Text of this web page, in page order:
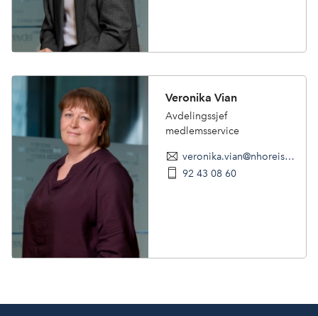
Veronika Vian
Avdelingssjef
medlemsservice
veronika.vian@nhoreiseliv.no
92 43 08 60